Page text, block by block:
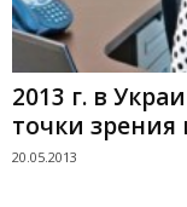
2013 г. в
точки зрения
20.05.2013